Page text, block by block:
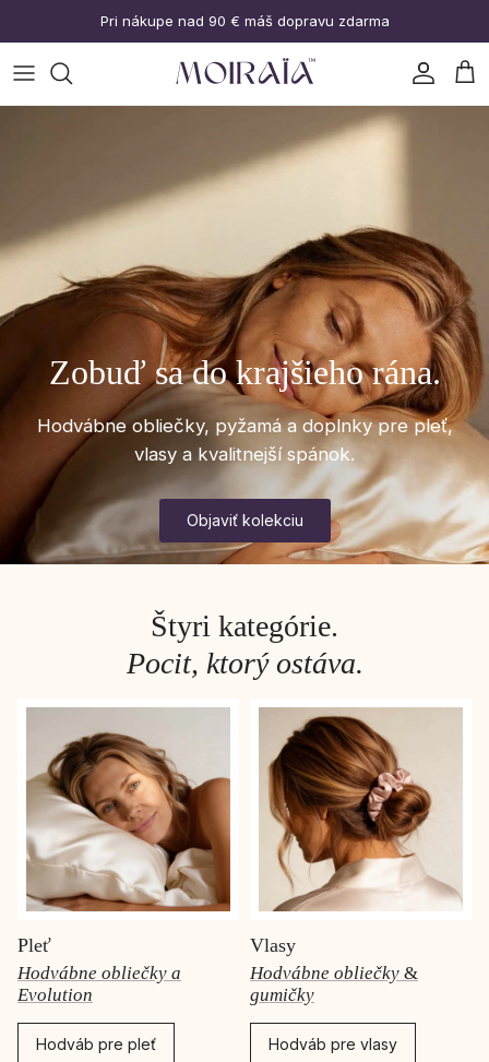
Pri nákupe nad 90 € máš dopravu zdarma
Účet
Zobuď sa do krajšieho rána.
Hodvábne obliečky, pyžamá a doplnky pre pleť,
vlasy a kvalitnejší spánok.
Objaviť kolekciu
Štyri kategórie.
Pocit, ktorý ostáva.
Pleť
Hodvábne obliečky a
Evolution
Hodváb pre pleť
Vlasy
Hodvábne obliečky &
gumičky
Hodváb pre vlasy